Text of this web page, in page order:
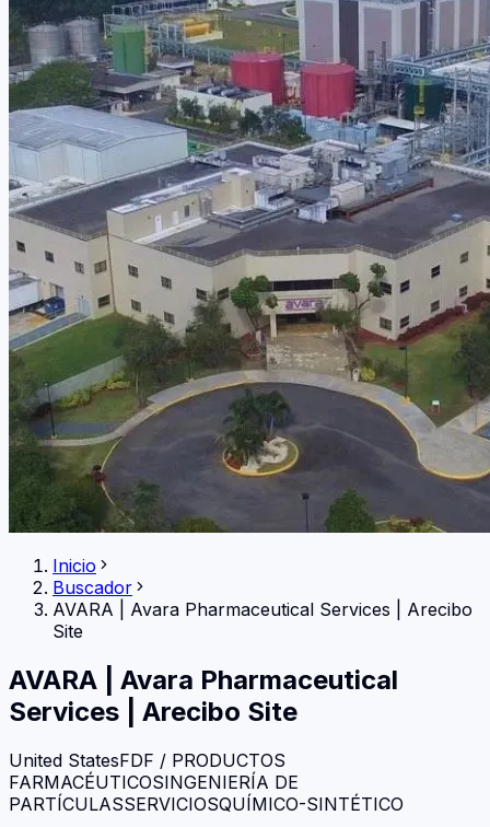
Inicio
Buscador
AVARA
Avara Pharmaceutical Services | Arecibo
Site
AVARA
Avara Pharmaceutical
Services | Arecibo Site
United StatesFDF / PRODUCTOS
FARMACÉUTICOSINGENIERÍA DE
PARTÍCULASSERVICIOSQUÍMICO-SINTÉTICO